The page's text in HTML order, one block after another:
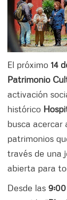
El próximo 14
Patrimonio
activación
histórico
busca acercar
patrimonios
través de una
abierta para
Desde las